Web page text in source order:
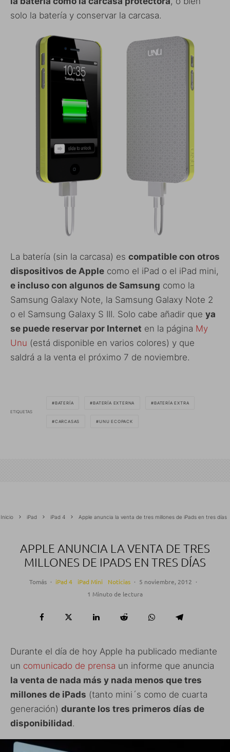
solo la batería y conservar la carcasa.
La batería (sin la carcasa) es compatible con otros
dispositivos de Apple como el iPad o el iPad mini,
e incluso con algunos de Samsung como la
Samsung Galaxy Note, la Samsung Galaxy Note 2
o el Samsung Galaxy S III. Solo cabe añadir que ya
se puede reservar por Internet en la página My
Unu (está disponible en varios colores) y que
saldrá a la venta el próximo 7 de noviembre.
ETIQUETAS
BATERÍA BATERÍA EXTERNA BATERÍA EXTRA
CARCASAS UNU ECOPACK
Inicio iPad iPad 4 Apple anuncia la venta de tres millones de iPads en tres días
APPLE ANUNCIA LA VENTA DE TRES
MILLONES DE IPADS EN TRES DÍAS
Tomás · iPad 4 iPad Mini Noticias · 5 noviembre, 2012 ·
1 Minuto de lectura
Durante el día de hoy Apple ha publicado mediante
un comunicado de prensa un informe que anuncia
la venta de nada más y nada menos que tres
millones de iPads (tanto mini´s como de cuarta
generación) durante los tres primeros días de
disponibilidad.